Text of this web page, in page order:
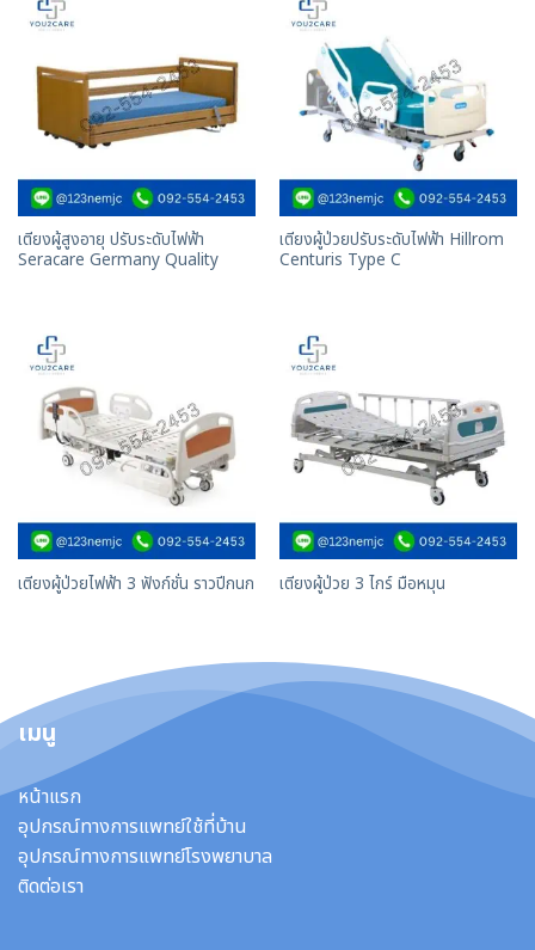
เตียงผู้สูงอายุ ปรับระดับไฟฟ้า
Seracare Germany Quality
เตียงผู้ป่วยปรับระดับไฟฟ้า Hillrom
Centuris Type C
เตียงผู้ป่วยไฟฟ้า 3 ฟังก์ชั่น ราวปีกนก เตียงผู้ป่วย 3 ไกร์ มือหมุน
เมนู
หน้าแรก
อุปกรณ์ทางการแพทย์ใช้ที่บ้าน
อุปกรณ์ทางการแพทย์โรงพยาบาล
ติดต่อเรา